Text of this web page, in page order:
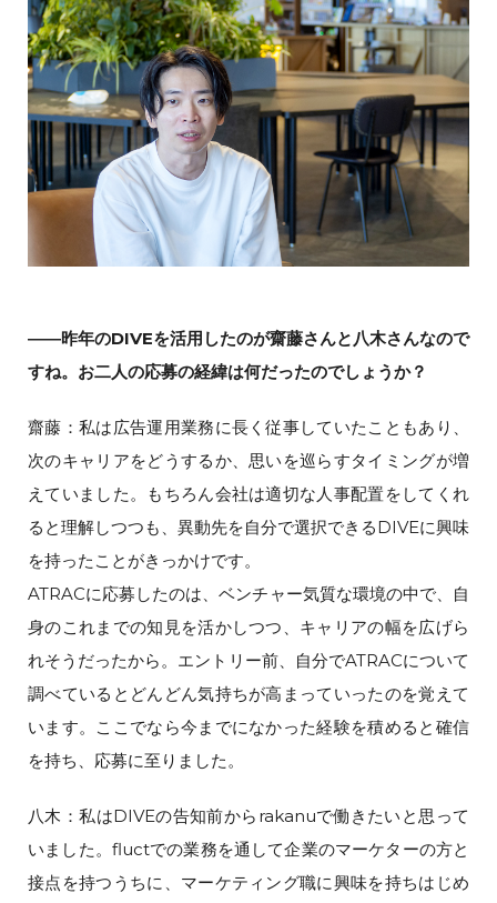
――昨年のDIVEを活用したのが齋藤さんと八木さんなので
すね。お二人の応募の経緯は何だったのでしょうか？
齋藤：私は広告運用業務に長く従事していたこともあり、
次のキャリアをどうするか、思いを巡らすタイミングが増
えていました。もちろん会社は適切な人事配置をしてくれ
ると理解しつつも、異動先を自分で選択できるDIVEに興味
を持ったことがきっかけです。
ATRACに応募したのは、ベンチャー気質な環境の中で、自
身のこれまでの知見を活かしつつ、キャリアの幅を広げら
れそうだったから。エントリー前、自分でATRACについて
調べているとどんどん気持ちが高まっていったのを覚えて
います。ここでなら今までになかった経験を積めると確信
を持ち、応募に至りました。
八木：私はDIVEの告知前からrakanuで働きたいと思って
いました。fluctでの業務を通して企業のマーケターの方と
接点を持つうちに、マーケティング職に興味を持ちはじめ